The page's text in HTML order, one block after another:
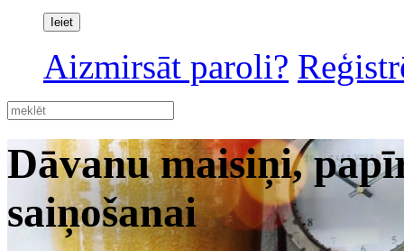
Aizmirsāt paroli?
Dāvanu maisiņi,
saiņošanai